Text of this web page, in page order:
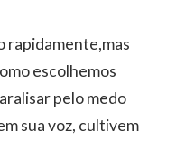
rapidamente,mas
escolhemos
pelo medo
sua voz, cultivem